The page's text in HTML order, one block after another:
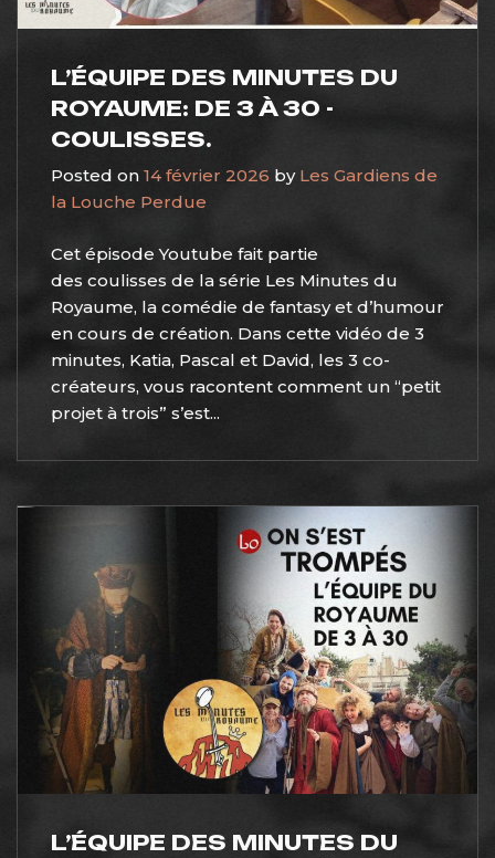
L’ÉQUIPE DES MINUTES DU
ROYAUME: DE 3 À 30 -
COULISSES.
Posted on 14 février 2026 by Les Gardiens de
la Louche Perdue
Cet épisode Youtube fait partie
des coulisses de la série Les Minutes du
Royaume, la comédie de fantasy et d’humour
en cours de création. Dans cette vidéo de 3
minutes, Katia, Pascal et David, les 3 co-
créateurs, vous racontent comment un “petit
projet à trois” s’est...
L’ÉQUIPE DES MINUTES DU